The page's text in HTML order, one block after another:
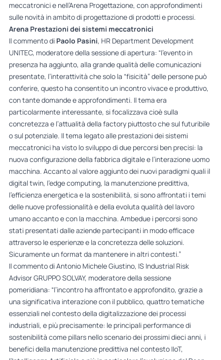
meccatronici e nell’Arena Progettazione, con approfondimenti
sulle novità in ambito di progettazione di prodotti e processi.
Arena Prestazioni dei sistemi meccatronici
Il commento di Paolo Pasini, HR Department Development
UNITEC, moderatore della sessione di apertura: “l’evento in
presenza ha aggiunto, alla grande qualità delle comunicazioni
presentate, l’interattività che solo la “fisicità” delle persone può
conferire, questo ha consentito un incontro vivace e produttivo,
con tante domande e approfondimenti. Il tema era
particolarmente interessante, si focalizzava cioè sulla
concretezza e l’attualità della factory piuttosto che sul futuribile
o sul potenziale. Il tema legato alle prestazioni dei sistemi
meccatronici ha visto lo sviluppo di due percorsi ben precisi: la
nuova configurazione della fabbrica digitale e l’interazione uomo
macchina. Accanto al valore aggiunto dei nuovi paradigmi quali il
digital twin, l’edge computing, la manutenzione predittiva,
l’efficienza energetica e la sostenibilità, si sono affrontati i temi
delle nuove professionalità e della evoluta qualità del lavoro
umano accanto e con la macchina. Ambedue i percorsi sono
stati presentati dalle aziende partecipanti in modo efficace
attraverso le esperienze e la concretezza delle soluzioni.
Sicuramente un format da mantenere in altri contesti.”
Il commento di Antonio Michele Giustino, IS Industrial Risk
Advisor GRUPPO SOLVAY, moderatore della sessione
pomeridiana: “l’incontro ha affrontato e approfondito, grazie a
una significativa interazione con il pubblico, quattro tematiche
essenziali nel contesto della digitalizzazione dei processi
industriali, e più precisamente: le principali performance di
sostenibilità come pillars nello scenario dei prossimi dieci anni, i
benefici della manutenzione predittiva nel contesto IIoT,